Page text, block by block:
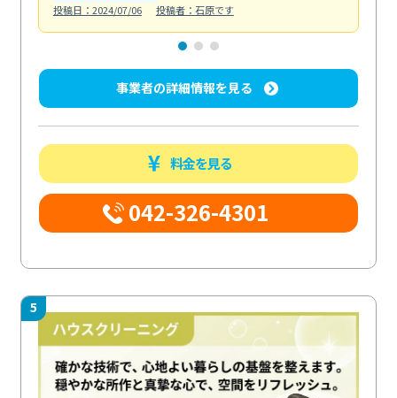
投稿日：2024/07/06
投稿者：石原です
事業者の詳細情報を見る
料金を見る
042-326-4301
5